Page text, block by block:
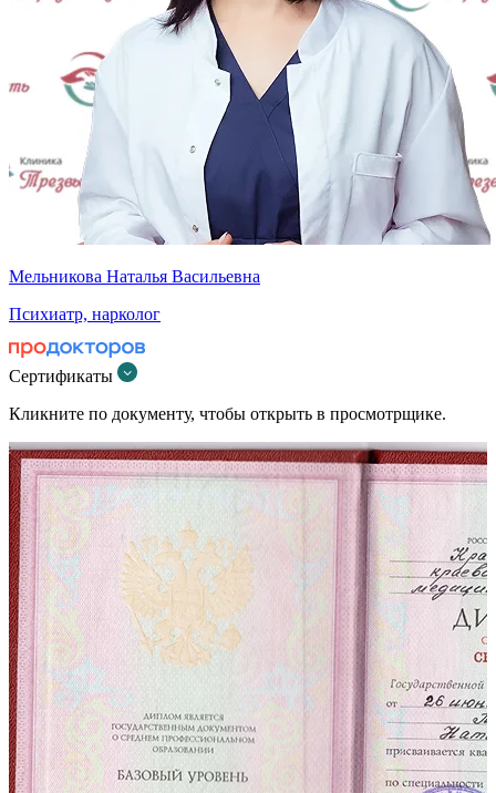
Мельникова Наталья Васильевна
Психиатр, нарколог
Сертификаты
Кликните по документу, чтобы открыть в просмотрщике.